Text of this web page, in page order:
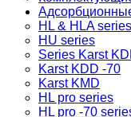
HL & HLA series
HU series
Series Karst
Karst KDD -70
Karst KMD
HL pro series
HL pro -70